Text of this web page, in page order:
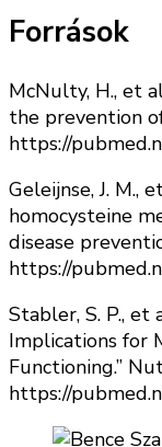
Források
McNulty, H., et
the prevention
https://
Geleijnse, J. M.,
homocysteine
disease
https://
Stabler, S. P., et
Implications for
Functioning.”
https://